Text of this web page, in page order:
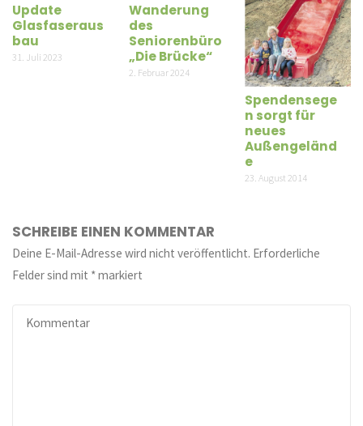
Update
Glasfaseraus
bau
31. Juli 2023
Wanderung
des
Seniorenbüro
„Die Brücke“
2. Februar 2024
Spendensege
n sorgt für
neues
Außengeländ
e
23. August 2014
SCHREIBE EINEN KOMMENTAR
Deine E-Mail-Adresse wird nicht veröffentlicht. Erforderliche
Felder sind mit *markiert